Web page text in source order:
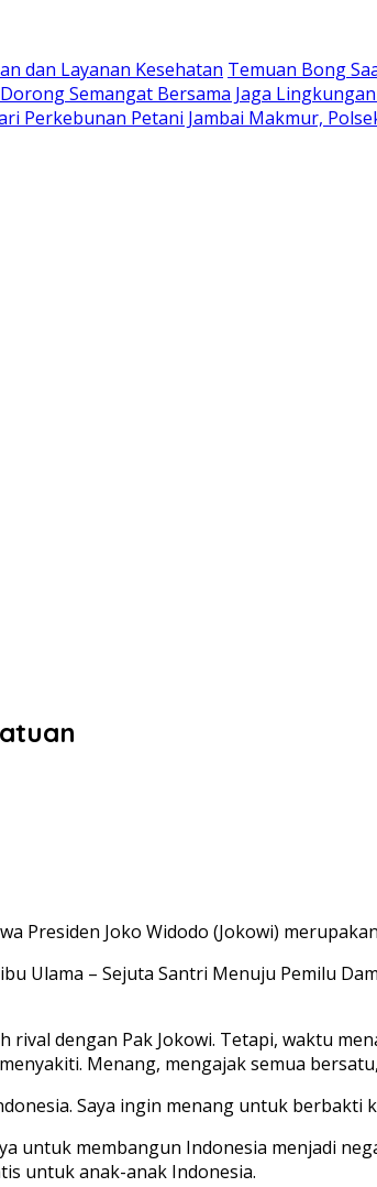
dan Layanan Kesehatan Temuan Bong
Semangat Bersama Jaga
Perkebunan Petani Jambai Makmur,
Presiden Joko Widodo (Jokowi)
Ulama – Sejuta Santri Menuju Pemilu
rival dengan Pak Jokowi. Tetapi, waktu
Menang, mengajak semua
Saya ingin menang untuk berbakti
untuk membangun Indonesia menjadi
untuk anak-anak Indonesia.